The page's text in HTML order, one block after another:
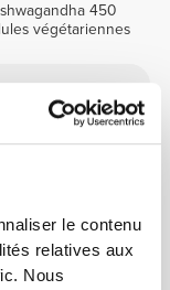
le contenu
relatives aux
Nous
450
végétariennes